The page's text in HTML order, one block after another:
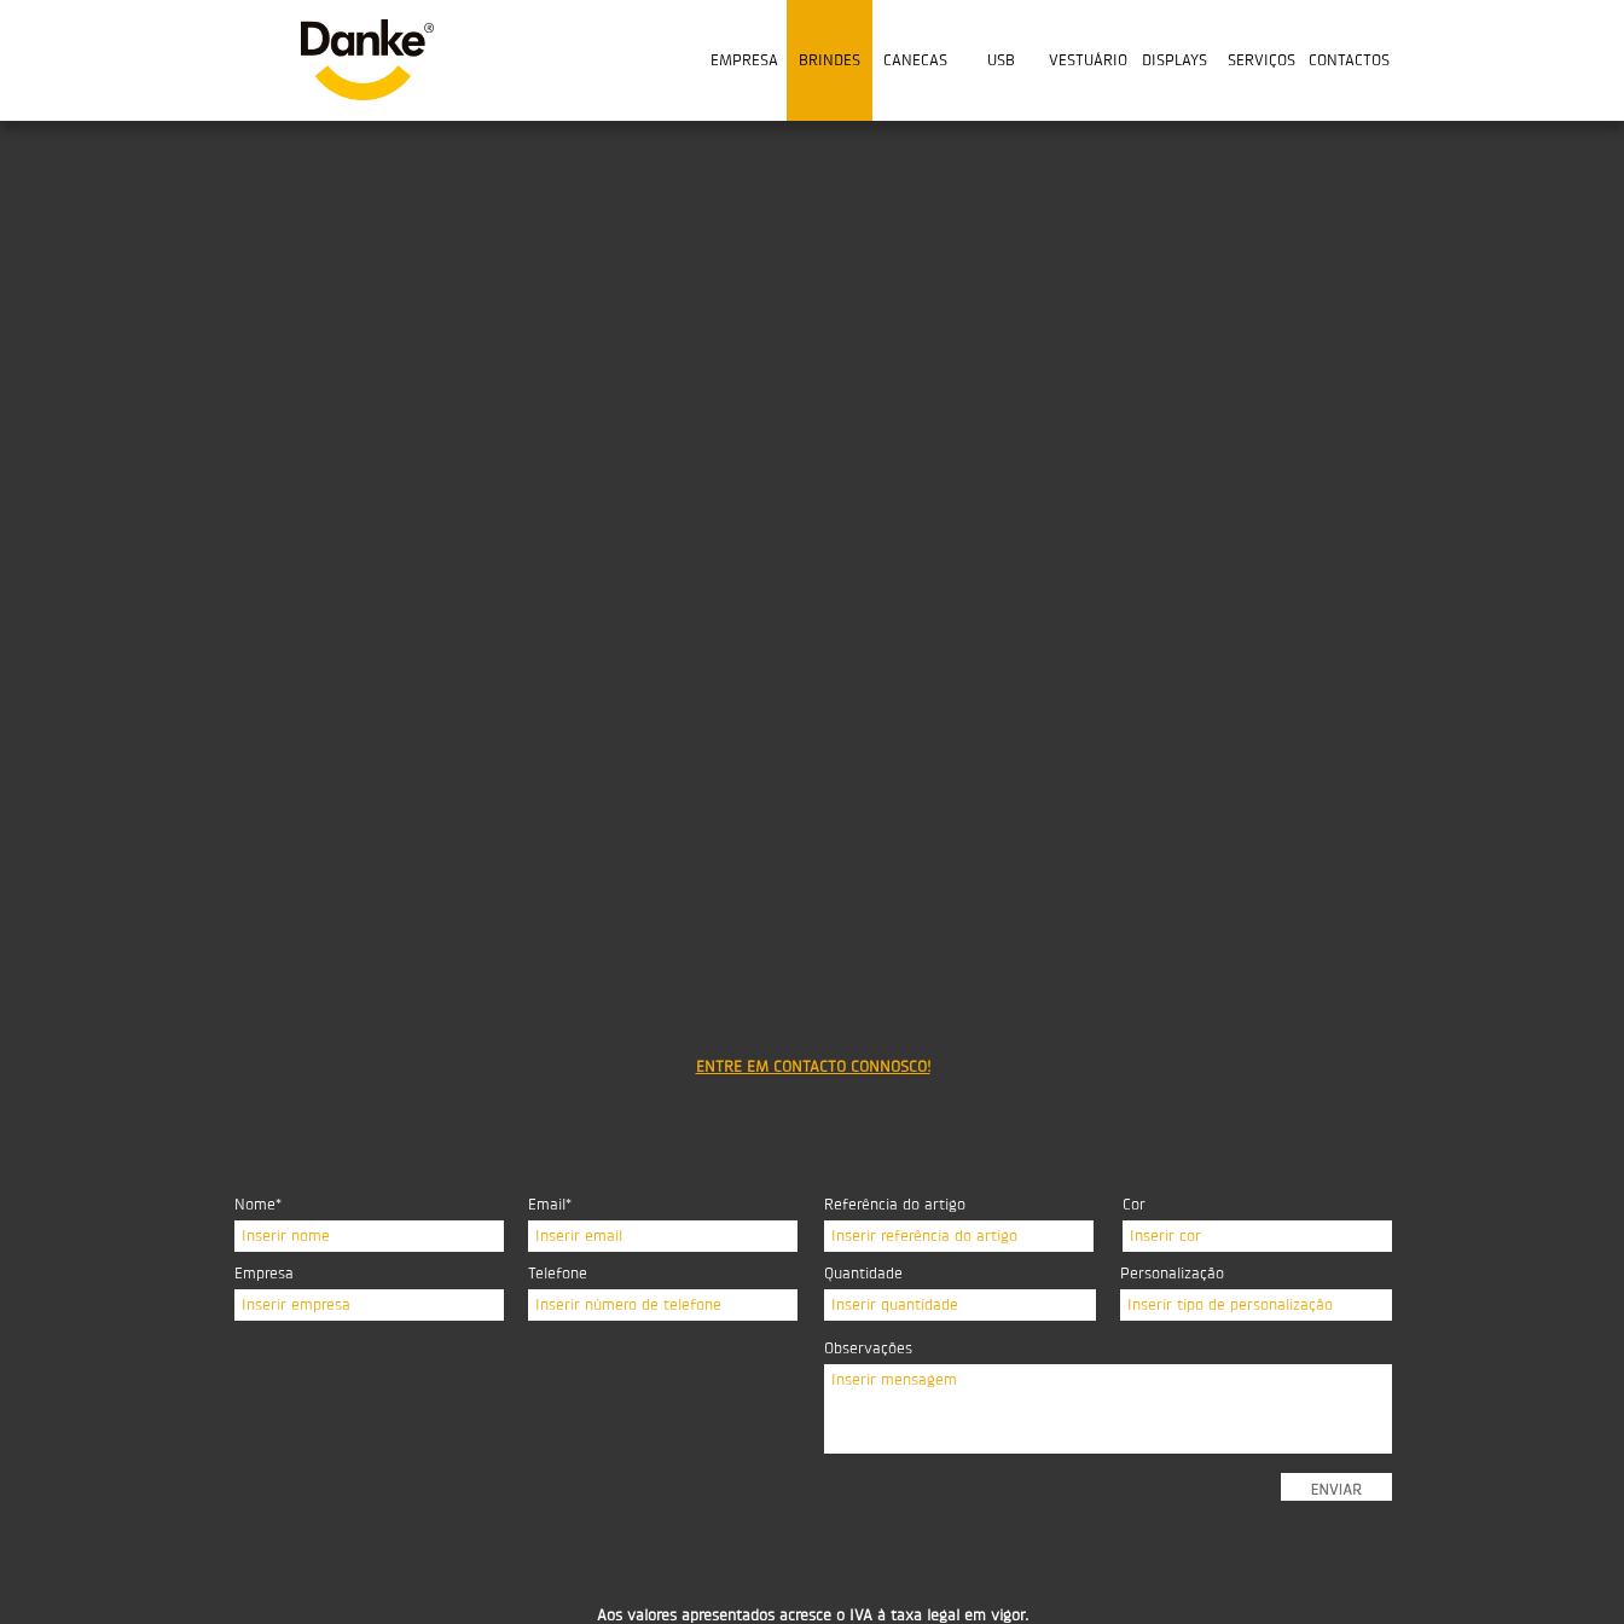
EMPRESA BRINDES CANECAS USB VESTUÁRIO DISPLAYS SERVIÇOS CONTACTOS
Aos valores apresentados acresce o IVA à taxa legal em vigor.
Nome*
Inserir nome
Email*
Inserir email
Empresa
Inserir empresa
Telefone
Inserir número de telefone
Referência do artigo
Inserir referência do artigo
Quantidade
Inserir quantidade
Personalização
Inserir tipo de personalização
Observações
Inserir mensagem
Cor
Inserir cor
ENTRE EM CONTACTO CONNOSCO!